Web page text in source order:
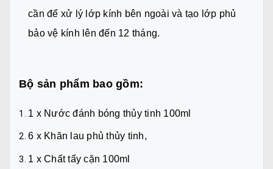
cần để xử lý lớp kính bên ngoài và tạo lớp phủ
bảo vệ kính lên đến 12 tháng.
Bộ sản phẩm bao gồm:
1 x Nước đánh bóng thủy tinh 100ml
6 x Khăn lau phủ thủy tinh,
1 x Chất tẩy cặn 100ml